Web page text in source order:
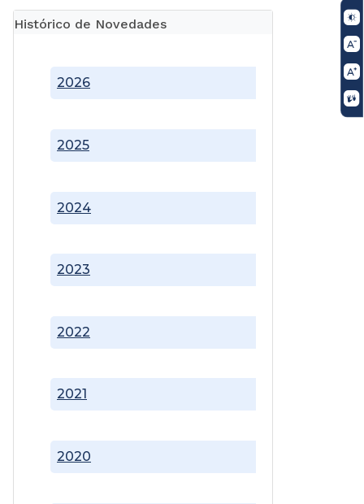
Histórico de Novedades
2020
2021
2022
2023
2024
2025
2026